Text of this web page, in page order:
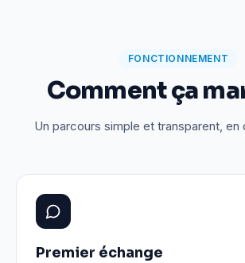
FONCTIONNEMENT
Comment ça
Un parcours simple et transparent, en
Premier échange